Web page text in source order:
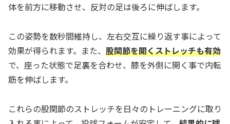
体を前方に移動させ、反対の足は後ろに伸ばします。
この姿勢を数秒間維持し、左右交互に繰り返す事によって
効果が得られます。また、 股関節を開くストレッチも有効
で、座った状態で足裏を合わせ、膝を外側に開く事で内転
筋を伸ばします。
これらの股関節のストレッチを日々のトレーニングに取り